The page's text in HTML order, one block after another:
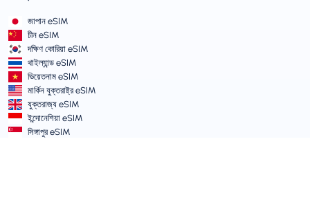
জাপান eSIM
চীন eSIM
দক্ষিণ কোরিয়া eSIM
থাইল্যান্ড eSIM
ভিয়েতনাম eSIM
মার্কিন যুক্তরাষ্ট্র eSIM
যুক্তরাজ্য eSIM
ইন্দোনেশিয়া eSIM
সিঙ্গাপুর eSIM